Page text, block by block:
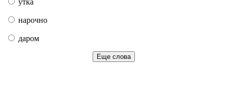
нарочно
даром
Еще слова